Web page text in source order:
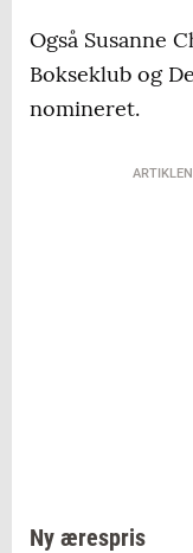
Også Susanne
Bokseklub og
nomineret.
Ny ærespris